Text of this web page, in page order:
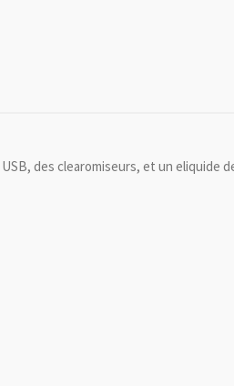
des clearomiseurs, et un eliquide